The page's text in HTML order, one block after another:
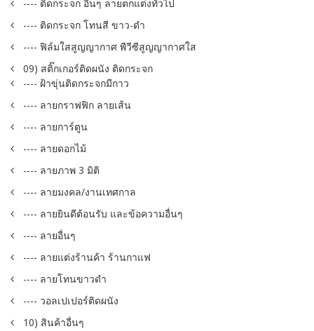
---- ติดกระจก อื่นๆ ลายตกแต่งทั่วไป
---- ติดกระจก โทนสี ขาว-ดำ
---- ฟิล์มใสสูญญากาศ พีวีซีสูญญากาศใส
09) สติ๊กเกอร์ติดผนัง ติดกระจก
---- ฝ้าขุ่นติดกระจกมีกาว
---- ลายกราฟฟิก ลายเส้น
---- ลายการ์ตูน
---- ลายดอกไม้
---- ลายภาพ 3 มิติ
---- ลายมงคล/งานเทศกาล
---- ลายยินดีต้อนรับ และข้อความอื่นๆ
---- ลายอื่นๆ
---- ลายแต่งร้านค้า ร้านกาแฟ
---- ลายโทนขาวดำ
---- วอลเปเปอร์ติดผนัง
10) สินค้าอื่นๆ